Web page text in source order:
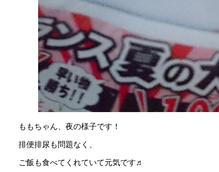
ももちゃん、夜の様子です！
排便排尿も問題なく、
ご飯も食べてくれていて元気です♬